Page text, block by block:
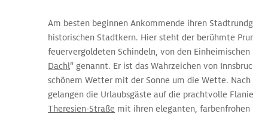
Am besten beginnen Ankommende ihren
historischen Stadtkern. Hier steht der berühmte
feuervergoldeten Schindeln, von den Einheimischen
Dachl“ genannt. Er ist das Wahrzeichen von
schönem Wetter mit der Sonne um die Wette. Nach
gelangen die Urlaubsgäste auf die prachtvolle
Theresien-Straße mit ihren eleganten, farbenfrohen